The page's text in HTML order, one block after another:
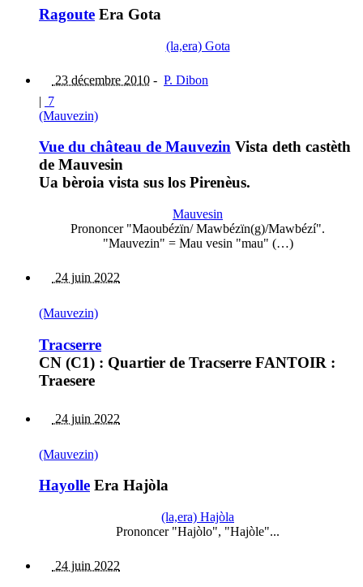
Ragoute Era Gota
(la,era) Gota
23 décembre 2010 - P. Dibon
| 7
(Mauvezin)
Vue du château de Mauvezin Vista deth castèth
de Mauvesin
Ua bèroia vista sus los Pirenèus.
Mauvesin
Prononcer "Maoubézïn/ Mawbézïn(g)/Mawbézí".
"Mauvezin" = Mau vesin "mau" (…)
24 juin 2022
(Mauvezin)
Tracserre
CN (C1) : Quartier de Tracserre FANTOIR :
Traesere
24 juin 2022
(Mauvezin)
Hayolle Era Hajòla
(la,era) Hajòla
Prononcer "Hajòlo", "Hajòle"...
24 juin 2022